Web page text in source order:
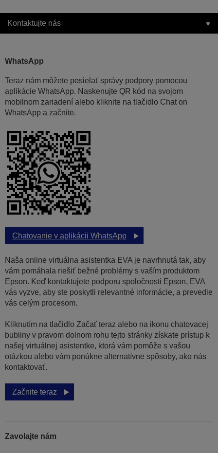
Kontaktujte nás
WhatsApp
Teraz nám môžete posielať správy podpory pomocou
aplikácie WhatsApp. Naskenujte QR kód na svojom
mobilnom zariadení alebo kliknite na tlačidlo Chat on
WhatsApp a začnite.
Chatovanie v aplikácii WhatsApp
Naša online virtuálna asistentka EVA je navrhnutá tak, aby
vám pomáhala riešiť bežné problémy s vaším produktom
Epson. Keď kontaktujete podporu spoločnosti Epson, EVA
vás vyzve, aby ste poskytli relevantné informácie, a prevedie
vás celým procesom.
Kliknutím na tlačidlo Začať teraz alebo na ikonu chatovacej
bubliny v pravom dolnom rohu tejto stránky získate prístup k
našej virtuálnej asistentke, ktorá vám pomôže s vašou
otázkou alebo vám ponúkne alternatívne spôsoby, ako nás
kontaktovať.
Začnite teraz
Zavolajte nám